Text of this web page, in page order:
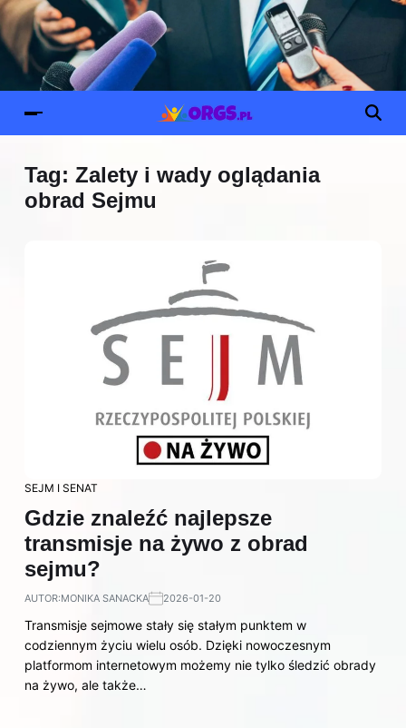
Tag: Zalety i wady oglądania
obrad Sejmu
SEJM I SENAT
Gdzie znaleźć najlepsze
transmisje na żywo z obrad
sejmu?
AUTOR:MONIKA SANACKA 2026-01-20
Transmisje sejmowe stały się stałym punktem w
codziennym życiu wielu osób. Dzięki nowoczesnym
platformom internetowym możemy nie tylko śledzić obrady
na żywo, ale także…